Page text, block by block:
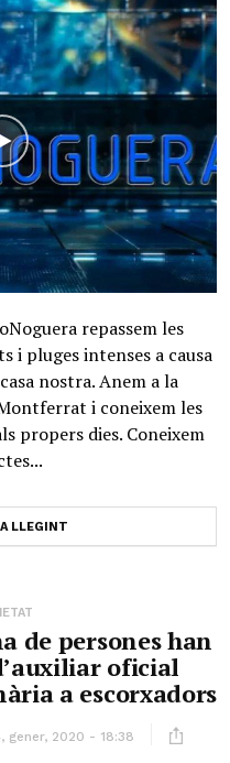
repassem les
i pluges intenses a causa
nostra. Anem a la
i coneixem les
propers dies. Coneixem
LLEGINT
de persones han
oficial
a escorxadors
gener, 2020 - 18:38